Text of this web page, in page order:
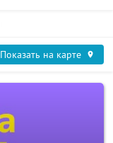
Показать на карте